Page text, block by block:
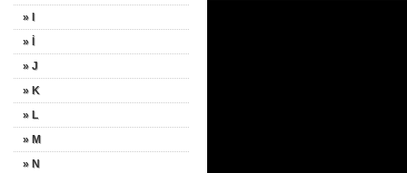
» I
» İ
» J
» K
» L
» M
» N